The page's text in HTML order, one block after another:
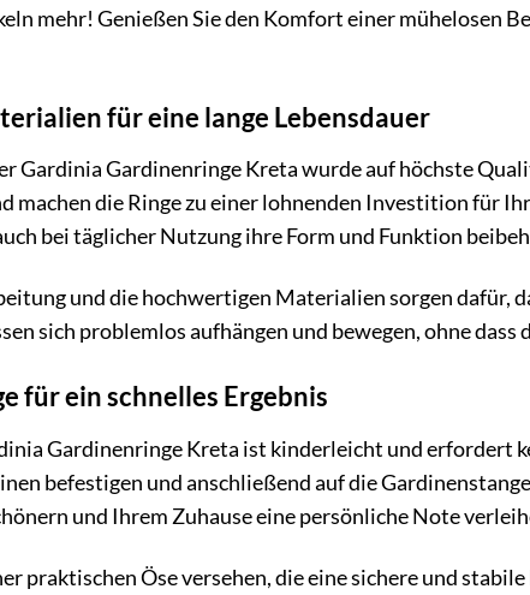
mehr! Genießen Sie den Komfort einer mühelosen
für eine lange Lebensdauer
Gardinia Gardinenringe Kreta wurde auf höchste
machen die Ringe zu einer lohnenden Investition für
bei täglicher Nutzung ihre Form und Funktion
und die hochwertigen Materialien sorgen dafür,
sich problemlos aufhängen und bewegen, ohne dass
für ein schnelles Ergebnis
Gardinenringe Kreta ist kinderleicht und erfordert
befestigen und anschließend auf die
und Ihrem Zuhause eine persönliche Note
praktischen Öse versehen, die eine sichere und